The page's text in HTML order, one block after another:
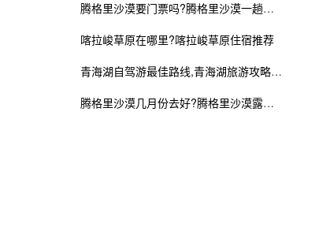
腾格里沙漠要门票吗?腾格里沙漠一趟需要多少钱
喀拉峻草原在哪里?喀拉峻草原住宿推荐
青海湖自驾游最佳路线,青海湖旅游攻略及花费
腾格里沙漠几月份去好?腾格里沙漠露营攻略